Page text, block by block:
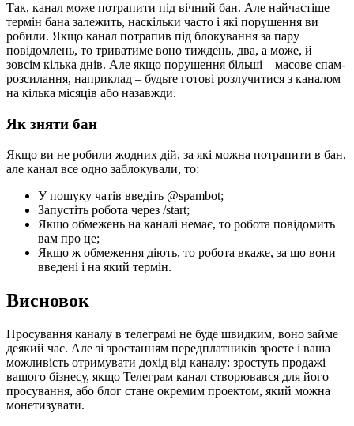
Так, канал може потрапити під вічний бан. Але найчастіше
термін бана залежить, наскільки часто і які порушення ви
робили. Якщо канал потрапив під блокування за пару
повідомлень, то триватиме воно тиждень, два, а може, й
зовсім кілька днів. Але якщо порушення більші – масове спам-
розсилання, наприклад – будьте готові розлучитися з каналом
на кілька місяців або назавжди.
Як зняти бан
Якщо ви не робили жодних дій, за які можна потрапити в бан,
але канал все одно заблокували, то:
У пошуку чатів введіть @spambot;
Запустіть робота через /start;
Якщо обмежень на каналі немає, то робота повідомить
вам про це;
Якщо ж обмеження діють, то робота вкаже, за що вони
введені і на який термін.
Висновок
Просування каналу в телеграмі не буде швидким, воно займе
деякий час. Але зі зростанням передплатників зросте і ваша
можливість отримувати дохід від каналу: зростуть продажі
вашого бізнесу, якщо Телеграм канал створювався для його
просування, або блог стане окремим проектом, який можна
монетизувати.